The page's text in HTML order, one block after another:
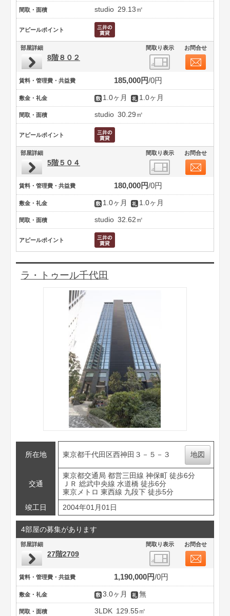
間取・面積 studio 29.13㎡
アピールポイント
部屋詳細 間取り表示 お問合せ
8階８０２
賃料・管理費・共益費 185,000円 0円
敷金・礼金 1.0ヶ月 1.0ヶ月
間取・面積 studio 30.29㎡
アピールポイント
部屋詳細 間取り表示 お問合せ
5階５０４
賃料・管理費・共益費 180,000円 0円
敷金・礼金 1.0ヶ月 1.0ヶ月
間取・面積 studio 32.62㎡
アピールポイント
ラ・トゥール千代田
所在地 東京都千代田区西神田３－５－３ 地図
交通
東京都交通局 都営三田線 神保町 徒歩6分
ＪＲ 総武中央線 水道橋 徒歩6分
東京メトロ 東西線 九段下 徒歩5分
竣工日
2004年01月01日
4部屋の募集があります
部屋詳細 間取り表示 お問合せ
27階2709
賃料・管理費・共益費 1,190,000円 0円
敷金・礼金 3.0ヶ月 無
間取・面積 3LDK 129.55㎡